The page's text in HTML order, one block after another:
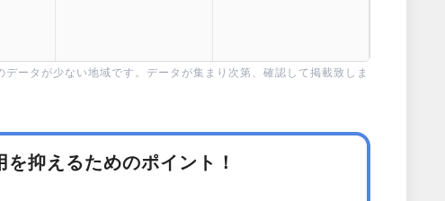
ータが少ない地域です。データが集まり次第、確認して掲載致しま
抑えるためのポイント！